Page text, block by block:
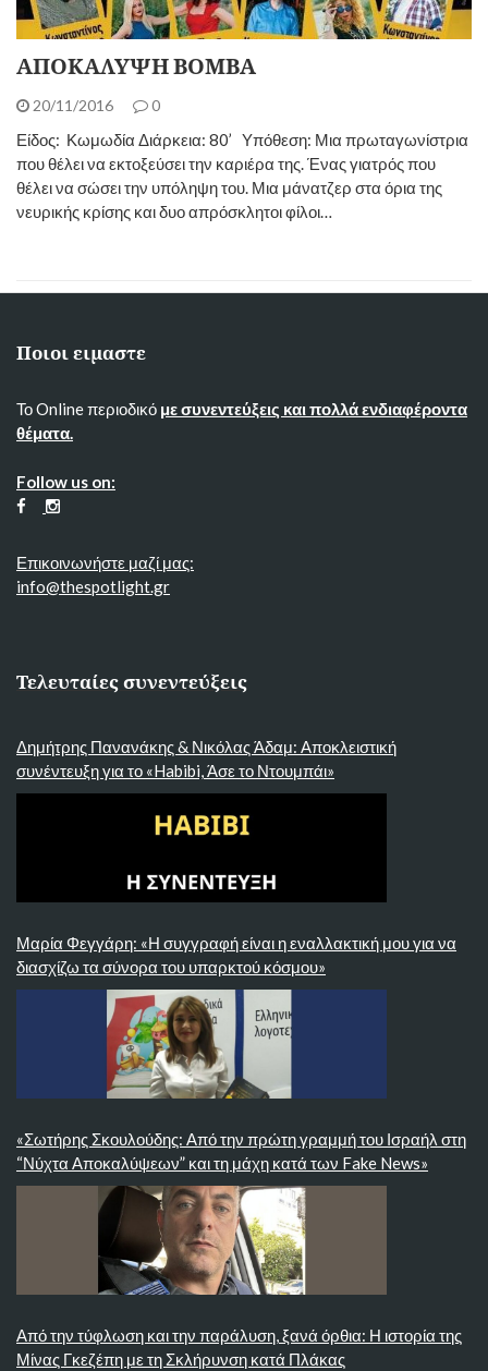
ΑΠΟΚΑΛΥΨΗ ΒΟΜΒΑ
20/11/2016 0
Είδος: Κωμωδία Διάρκεια: 80’ Υπόθεση: Μια πρωταγωνίστρια
που θέλει να εκτοξεύσει την καριέρα της. Ένας γιατρός που
θέλει να σώσει την υπόληψη του. Μια μάνατζερ στα όρια της
νευρικής κρίσης και δυο απρόσκλητοι φίλοι…
Ποιοι ειμαστε
Το Online περιοδικό με συνεντεύξεις και πολλά ενδιαφέροντα
θέματα.
Follow us on:
Επικοινωνήστε μαζί μας:
info@thespotlight.gr
Τελευταίες συνεντεύξεις
Δημήτρης Πανανάκης & Νικόλας Άδαμ: Αποκλειστική
συνέντευξη για το «Habibi, Άσε το Ντουμπάι»
Μαρία Φεγγάρη: «Η συγγραφή είναι η εναλλακτική μου για να
διασχίζω τα σύνορα του υπαρκτού κόσμου»
«Σωτήρης Σκουλούδης: Από την πρώτη γραμμή του Ισραήλ στη
“Νύχτα Αποκαλύψεων” και τη μάχη κατά των Fake News»
Από την τύφλωση και την παράλυση, ξανά όρθια: Η ιστορία της
Μίνας Γκεζέπη με τη Σκλήρυνση κατά Πλάκας